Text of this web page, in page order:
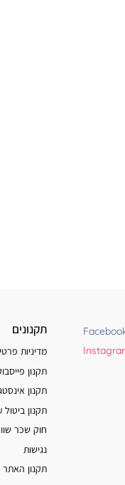
תקנונים
מדיניות
תקנון
תקנון
תקנון
חוק שכר
נגישות
תקנון האתר